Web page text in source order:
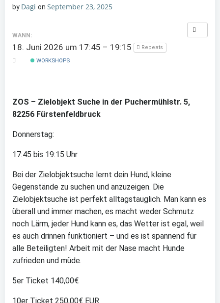
by Dagi on September 23, 2025
WANN:
18. Juni 2026 um 17:45 – 19:15 Repeats
WORKSHOPS
ZOS – Zielobjekt Suche in der Puchermühlstr. 5,
82256 Fürstenfeldbruck
Donnerstag:
17:45 bis 19:15 Uhr
Bei der Zielobjektsuche lernt dein Hund, kleine
Gegenstände zu suchen und anzuzeigen. Die
Zielobjektsuche ist perfekt alltagstauglich. Man kann es
überall und immer machen, es macht weder Schmutz
noch Lärm, jeder Hund kann es, das Wetter ist egal, weil
es auch drinnen funktioniert – und es ist spannend für
alle Beteiligten! Arbeit mit der Nase macht Hunde
zufrieden und müde.
5er Ticket 140,00€
10er Ticket 250,00€ EUR